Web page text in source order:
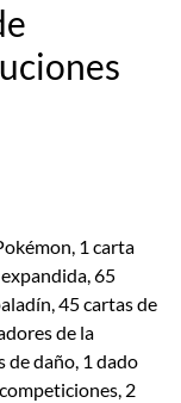
1 carta
65
45 cartas de
de la
de daño, 1 dado
2